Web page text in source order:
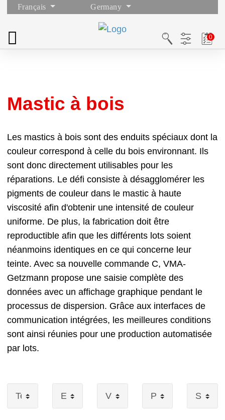
Français Germany
Mastic à bois
Les mastics à bois sont des enduits spéciaux dont la
couleur correspond à celle du bois environnant. Ils
sont donc directement utilisables pour les
réparations. Le défi consiste à désagglomérer les
pigments de couleur dans le mastic à haute
viscosité afin d'obtenir une intensité de couleur
uniforme. De plus, la fabrication doit être
reproductible afin que les différents lots soient
néanmoins identiques en ce qui concerne leur
teinte. Avec sa nouvelle commande C, VMA-
Getzmann propose une saisie complète des
données avec un affichage graphique pendant le
processus de dispersion. Grâce aux interfaces de
communication intégrées, les meilleures conditions
sont ainsi réunies pour une production automatisée
par lots.